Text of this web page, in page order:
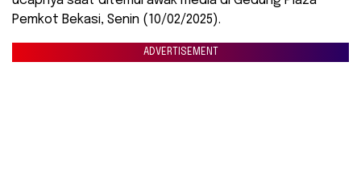
Pemkot Bekasi, Senin (10/02/2025).
ADVERTISEMENT